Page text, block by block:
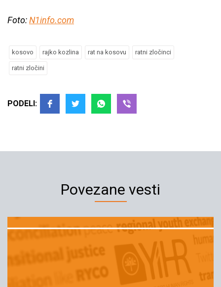
Foto:N1info.com
kosovo rajko kozlina rat na kosovu ratni zločinci
ratni zločini
PODELI:
Povezane vesti